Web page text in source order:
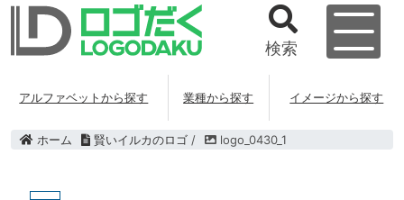
検索
アルファベットから探す 業種から探す イメージから探す
ホーム 賢いイルカのロゴ / logo_0430_1